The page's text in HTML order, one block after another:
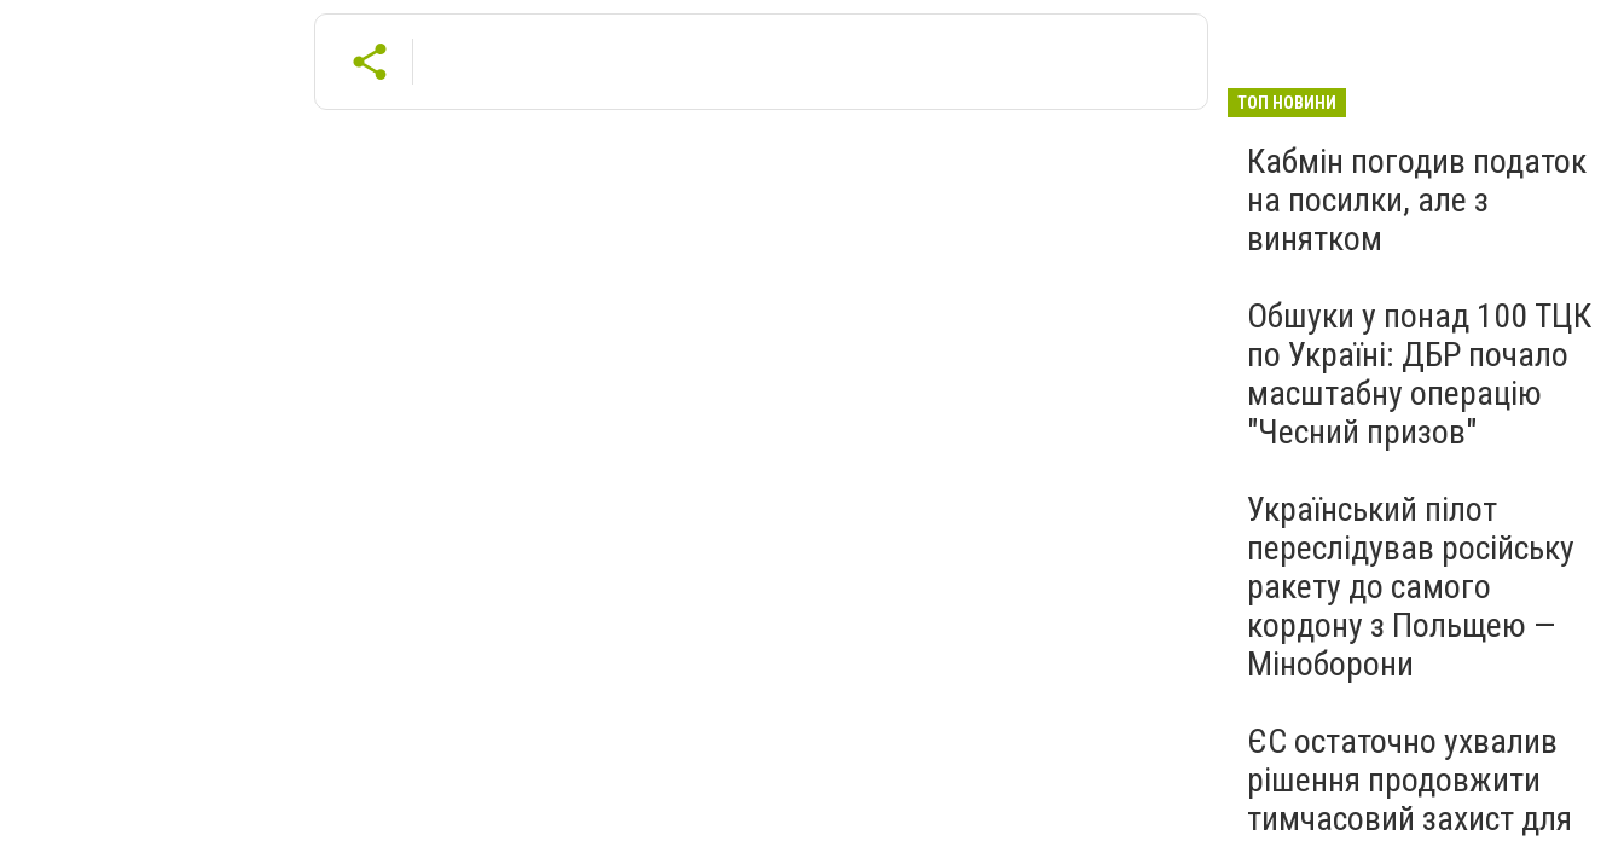
ТОП НОВИНИ
Кабмін погодив податок
на посилки, але з
винятком
Обшуки у понад 100 ТЦК
по Україні: ДБР почало
масштабну операцію
"Чесний призов"
Український пілот
переслідував російську
ракету до самого
кордону з Польщею —
Міноборони
ЄС остаточно ухвалив
рішення продовжити
тимчасовий захист для